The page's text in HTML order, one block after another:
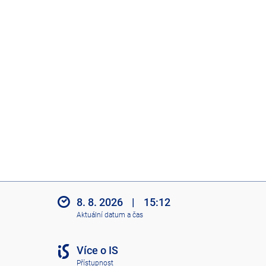
8. 8. 2026 | 15:12
Aktuální datum a čas
Více o IS
Přístupnost